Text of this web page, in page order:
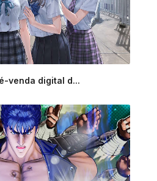
venda digital d...